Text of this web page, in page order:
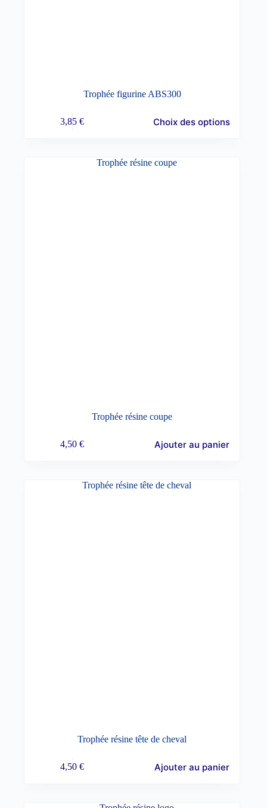
Trophée figurine ABS300
3,85€ Choix des options
Trophée résine coupe
4,50€ Ajouter au panier
Trophée résine tête de cheval
4,50€ Ajouter au panier